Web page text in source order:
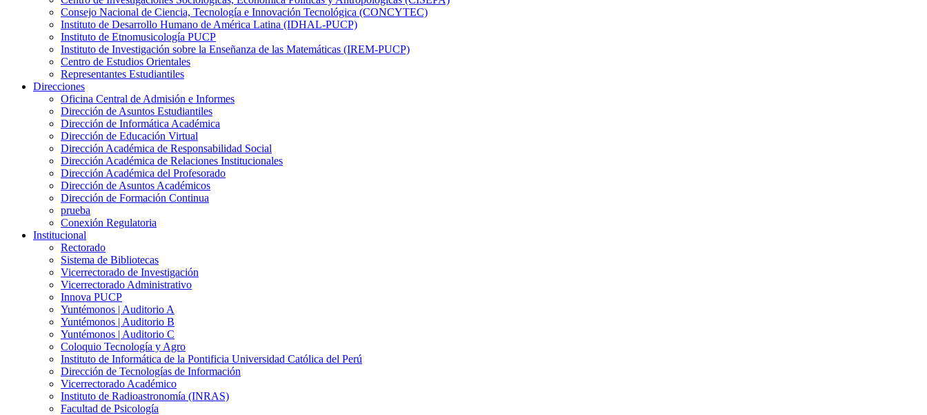
Consejo Nacional de Ciencia, Tecnología e Innovación Tecnológica (CONCYTEC)
Instituto de Desarrollo Humano de América Latina (IDHAL-PUCP)
Instituto de Etnomusicología PUCP
Instituto de Investigación sobre la Enseñanza de las Matemáticas (IREM-PUCP)
Centro de Estudios Orientales
Representantes Estudiantiles
Direcciones
Oficina Central de Admisión e Informes
Dirección de Asuntos Estudiantiles
Dirección de Informática Académica
Dirección de Educación Virtual
Dirección Académica de Responsabilidad Social
Dirección Académica de Relaciones Institucionales
Dirección Académica del Profesorado
Dirección de Asuntos Académicos
Dirección de Formación Continua
prueba
Conexión Regulatoria
Institucional
Rectorado
Sistema de Bibliotecas
Vicerrectorado de Investigación
Vicerrectorado Administrativo
Innova PUCP
Yuntémonos | Auditorio A
Yuntémonos | Auditorio B
Yuntémonos | Auditorio C
Coloquio Tecnología y Agro
Instituto de Informática de la Pontificia Universidad Católica del Perú
Dirección de Tecnologías de Información
Vicerrectorado Académico
Instituto de Radioastronomía (INRAS)
Facultad de Psicología